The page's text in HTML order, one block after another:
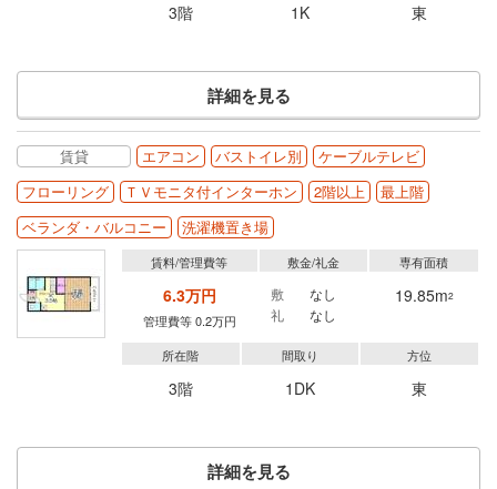
3階 1K 東
詳細を見る
賃貸 エアコン バストイレ別
ケーブルテレビ
フローリング
ＴＶモニタ付インターホン 2階以上
最上階
ベランダ・バルコニー
洗濯機置き場
賃料/管理費等
6.3万円
管理費等 0.2万円
敷金/礼金
敷
なし
礼
なし
専有面積
19.85m2
所在階
3階
間取り
1DK
方位
東
詳細を見る